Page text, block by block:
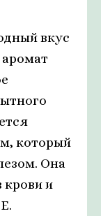
вкус
который
Она
крови и